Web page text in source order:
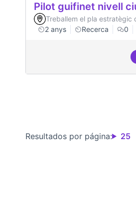
Pilot guifinet nivell
Treballem el pla estratègic
2 anys
Recerca 0
Resultados por página: 25